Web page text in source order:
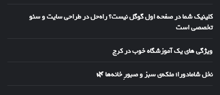
کلینیک شما در صفحه اول گوگل نیست؟ راه‌حل در طراحی سایت و سئو
تخصصی است
ویژگی های یک آموزشگاه خوب در کرج
نخل شامادورا؛ ملکه‌ی سبز و صبورِ خانه‌ها 🌿